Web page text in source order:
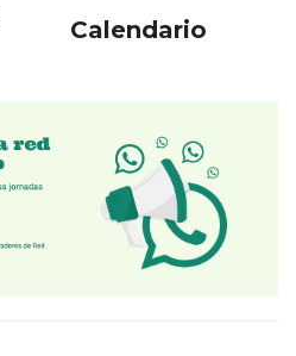
Calendario